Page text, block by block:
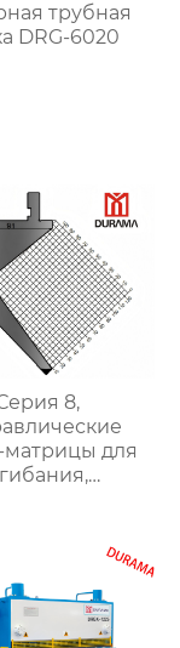
трубная
DRG-6020
8,
матрицы для
металла